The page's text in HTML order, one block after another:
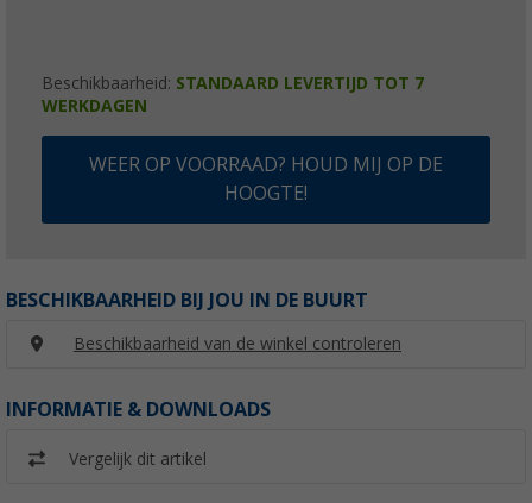
Beschikbaarheid: STANDAARD LEVERTIJD TOT 7
WERKDAGEN
WEER OP VOORRAAD? HOUD MIJ OP DE
HOOGTE!
BESCHIKBAARHEID BIJ JOU IN DE BUURT
Beschikbaarheid van de winkel controleren
INFORMATIE & DOWNLOADS
Vergelijk dit artikel